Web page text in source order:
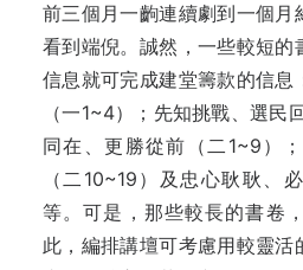
前三個月一齣連續劇到一個月
看到端倪。誠然，一些較短的
信息就可完成建堂籌款的信息
（一1~4）；先知挑戰、選民
同在、更勝從前（二1~9）
（二10~19）及忠心耿耿、
等。可是，那些較長的書卷
此，編排講壇可考慮用較靈